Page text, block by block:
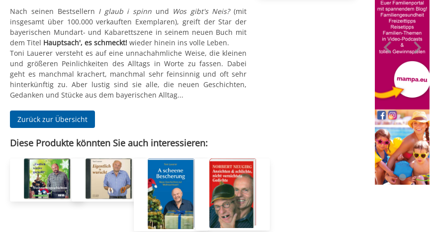
Nach seinen Bestsellern I glaub i spinnund Wos gibt's Neis?(mit
insgesamt über 100.000 verkauften Exemplaren), greift der Star der
bayerischen Mundart- und Kabarettszene in seinem neuen Buch mit
dem Titel Hauptsach', es schmeckt! wieder hinein ins volle Leben.
Toni Lauerer versteht es auf eine unnachahmliche Weise, die kleinen
und größeren Peinlichkeiten des Alltags in Worte zu fassen. Dabei
geht es manchmal krachert, manchmal sehr feinsinnig und oft sehr
hinterkünftig zu. Aber lustig sind sie alle, die neuen Geschichten,
Gedanken und Stücke aus dem bayerischen Alltag...
Zurück zur Übersicht
Diese Produkte könnten Sie auch interessieren: